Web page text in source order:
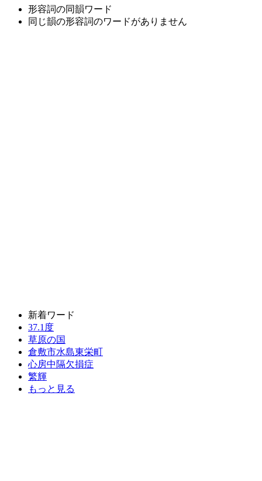
形容詞の同韻ワード
同じ韻の形容詞のワードがありません
新着ワード
37.1度
草原の国
倉敷市水島東栄町
心房中隔欠損症
繁輝
もっと見る